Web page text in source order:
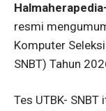
resmi
Komputer
SNBT) Tahun
Tes UTBK-